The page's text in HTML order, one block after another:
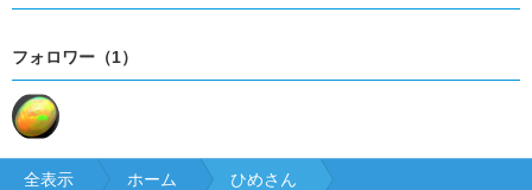
フォロワー（1）
全表示 ホーム ひめさん